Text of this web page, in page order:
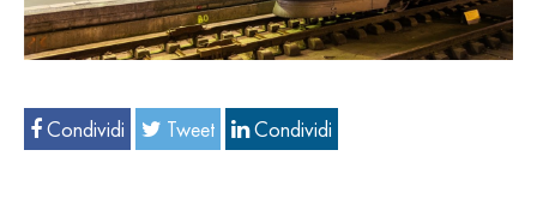
Condividi Tweet Condividi